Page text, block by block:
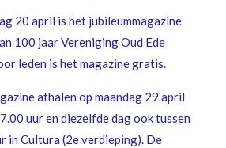
20 april is het jubileummagazine
100 jaar Vereniging Oud Ede
leden is het magazine gratis.
afhalen op maandag 29 april
uur en diezelfde dag ook tussen
in Cultura (2e verdieping). De